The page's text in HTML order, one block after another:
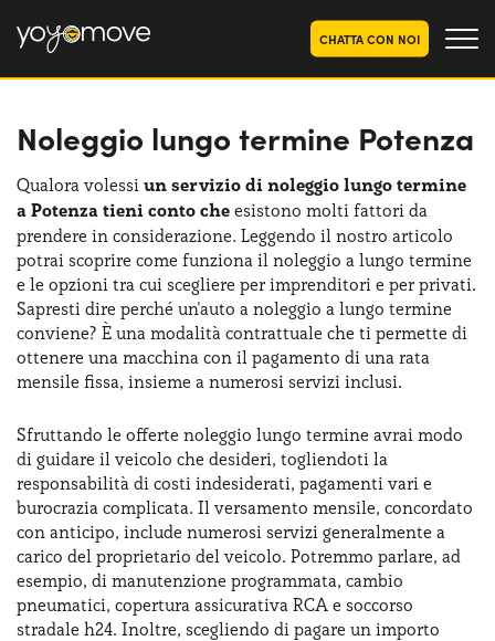
CHATTA CON NOI
OFFERTE NOLEGGIO
LUNGO TERMINE
Privati
Aziende e P.IVA
OFFERTE NOLEGGIO
AUTO USATE
CHI SIAMO
La nostra storia
Lavora con noi
COME FUNZIONA
PERCHÉ CONVIENE
SCEGLI UN PAESE
Serve assistenza? 800595799
Noleggio lungo termine Potenza
Qualora volessi un servizio di noleggio lungo termine
a Potenza tieni conto che esistono molti fattori da
prendere in considerazione. Leggendo il nostro articolo
potrai scoprire come funziona il noleggio a lungo termine
e le opzioni tra cui scegliere per imprenditori e per privati.
Sapresti dire perché un'auto a noleggio a lungo termine
conviene? È una modalità contrattuale che ti permette di
ottenere una macchina con il pagamento di una rata
mensile fissa, insieme a numerosi servizi inclusi.
Sfruttando le offerte noleggio lungo termine avrai modo
di guidare il veicolo che desideri, togliendoti la
responsabilità di costi indesiderati, pagamenti vari e
burocrazia complicata. Il versamento mensile, concordato
con anticipo, include numerosi servizi generalmente a
carico del proprietario del veicolo. Potremmo parlare, ad
esempio, di manutenzione programmata, cambio
pneumatici, copertura assicurativa RCA e soccorso
stradale h24. Inoltre, scegliendo di pagare un importo